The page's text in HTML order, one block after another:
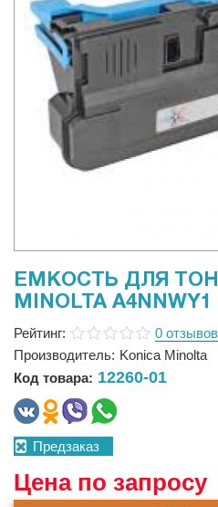
ЕМКОСТЬ ДЛЯ
MINOLTA A4NNWY1
Рейтинг:
0 отзывов
Производитель: Konica Minolta
Код товара: 12260-01
Предзаказ
Цена по запросу